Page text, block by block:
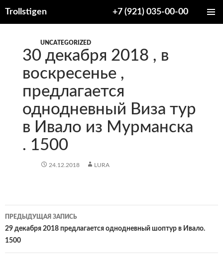
Trollstigen +7 (921) 035-00-00
СОДЕРЖИМОМУUNCATEGORIZED
30 декабря 2018 , в
воскресенье ,
предлагается
однодневный Виза тур
в Ивало из Мурманска
. 1500
24.12.2018 LURA
Навигация
по
ПРЕДЫДУЩАЯ ЗАПИСЬ
29 декабря 2018 предлагается однодневный шоптур в Ивало.
1500